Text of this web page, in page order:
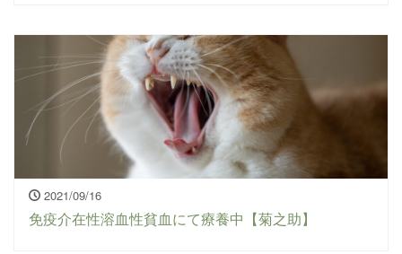
2021/09/16
免疫介在性溶血性貧血にて療養中【菊之助】